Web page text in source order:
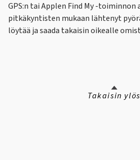
GPS:n tai Applen Find My -
pitkäkyntisten mukaan lähtenyt
löytää ja saada takaisin oikealle
Takaisin ylös